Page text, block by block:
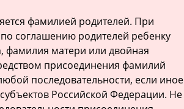
фамилией родителей. При
соглашению родителей ребенку
фамилия матери или двойная
присоединения фамилий
последовательности, если иное
Российской Федерации. Не